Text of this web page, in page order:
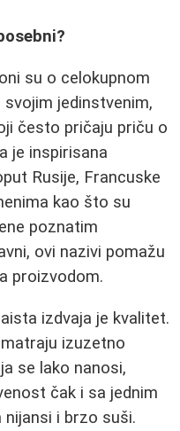
su o celokupnom
jedinstvenim,
često pričaju priču o
je inspirisana
Rusije, Francuske
kao što su
poznatim
ovi nazivi pomažu
proizvodom.
izdvaja je kvalitet.
izuzetno
se lako nanosi,
čak i sa jednim
i brzo suši.